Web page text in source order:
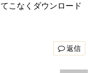
こなくダウンロード
返信